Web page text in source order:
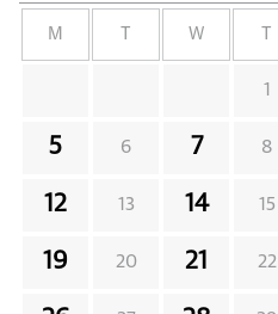
M W
1
5 6 7 8
12 13 14 15
19 20 21 22